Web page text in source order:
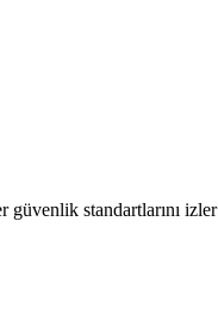
standartlarını izler